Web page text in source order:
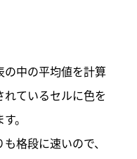
の中の平均値を計算
れているセルに色を
。
格段に速いので、